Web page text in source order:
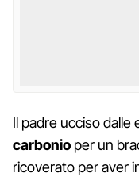
Il padre ucciso dalle
carbonio per un
ricoverato per aver